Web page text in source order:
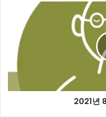
2021년